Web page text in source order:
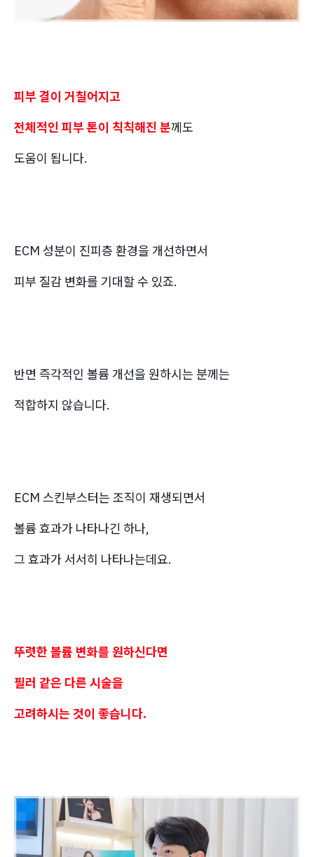
피부 결이 거칠어지고
전체적인 피부 톤이 칙칙해진 분께도
도움이 됩니다.
ECM 성분이 진피층 환경을 개선하면서
피부 질감 변화를 기대할 수 있죠.
반면 즉각적인 볼륨 개선을 원하시는 분께는
적합하지 않습니다.
ECM 스킨부스터는 조직이 재생되면서
볼륨 효과가 나타나긴 하나,
그 효과가 서서히 나타나는데요.
뚜렷한 볼륨 변화를 원하신다면
필러 같은 다른 시술을
고려하시는 것이 좋습니다.